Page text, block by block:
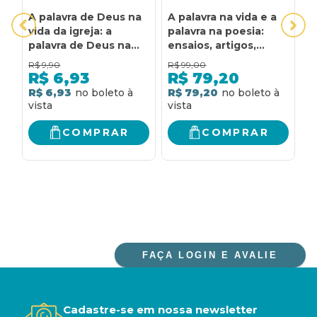
A palavra de Deus na
vida da igreja: a
palavra de Deus na
vida da igreja
R$ 9,90
R$ 6,93
R$ 6,93
COMPRAR
A palavra na vida e a
palavra na poesia:
ensaios, artigos,
resenhas e poemas
R$ 99,00
R$ 79,20
R$ 79,20
COMPRAR
FAÇA LOGIN E AVALIE
Cadastre-se em nossa newsletter